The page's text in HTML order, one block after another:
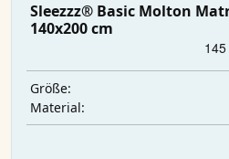
Sleezzz® Basic Molton
140x200 cm
Größe:
Material: